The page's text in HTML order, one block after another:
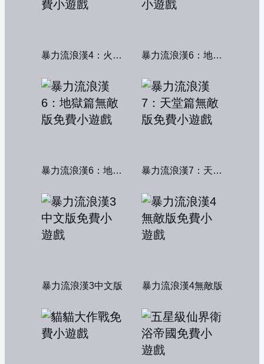
暴力流浪漢4：火線交鋒 暴力流浪漢6：地獄篇
暴力流浪漢6：地獄篇無敵版 暴力流浪漢7：天堂篇無敵版
暴力流浪漢3中文版 暴力流浪漢4無敵版